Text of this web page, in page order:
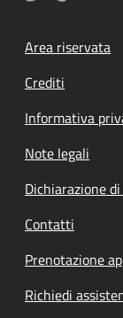
Footer
Area riservata
Crediti
Informativa
Note legali
Dichiarazione
Contatti
Prenotazione
Richiedi